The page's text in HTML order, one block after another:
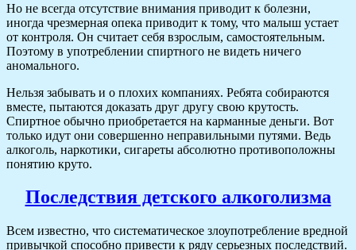
Но не всегда отсутствие внимания приводит к болезни,
иногда чрезмерная опека приводит к тому, что малыш устает
от контроля. Он считает себя взрослым, самостоятельным.
Поэтому в употреблении спиртного не видеть ничего
аномального.
Нельзя забывать и о плохих компаниях. Ребята собираются
вместе, пытаются доказать друг другу свою крутость.
Спиртное обычно приобретается на карманные деньги. Вот
только идут они совершенно неправильными путями. Ведь
алкоголь, наркотики, сигареты абсолютно противоположны
понятию круто.
Последствия детского алкоголизма
Всем известно, что систематическое злоупотребление вредной
привычкой способно привести к ряду серьезных последствий.